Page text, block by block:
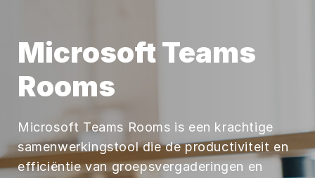
Microsoft Teams
Rooms
Microsoft Teams Rooms is een krachtige
samenwerkingstool die de productiviteit en
efficiëntie van groepsvergaderingen en